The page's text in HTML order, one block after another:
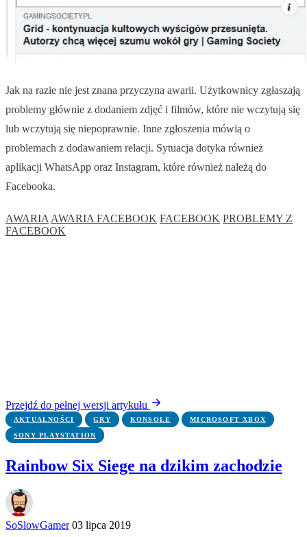
Jak na razie nie jest znana przyczyna awarii. Użytkownicy zgłaszają
problemy głównie z dodaniem zdjęć i filmów, które nie wczytują się
lub wczytują się niepoprawnie. Inne zgłoszenia mówią o
problemach z dodawaniem relacji. Sytuacja dotyka również
aplikacji WhatsApp oraz Instagram, które również należą do
Facebooka.
AWARIA AWARIA FACEBOOK FACEBOOK PROBLEMY Z
FACEBOOK
Przejdź do pełnej wersji artykułu
AKTUALNOŚCI GRY KONSOLE MICROSOFT XBOX
SONY PLAYSTATION
Rainbow Six Siege na dzikim zachodzie
SoSlowGamer 03 lipca 2019